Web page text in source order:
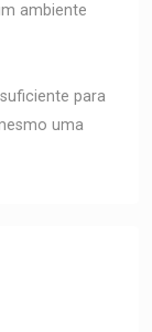
ambiente
para
uma